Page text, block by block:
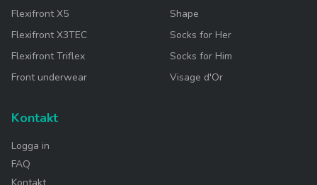
Flexifront X5
Flexifront X3TEC
Flexifront Triflex
Front underwear
Shape
Socks for Her
Socks for Him
Visage d'Or
Kontakt
Logga in
FAQ